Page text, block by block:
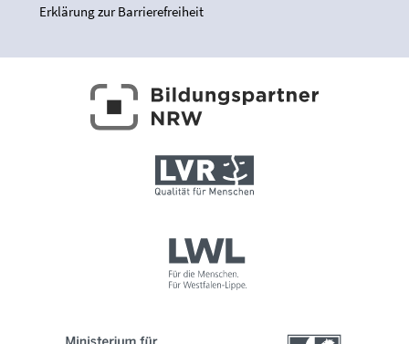
Erklärung zur Barrierefreiheit